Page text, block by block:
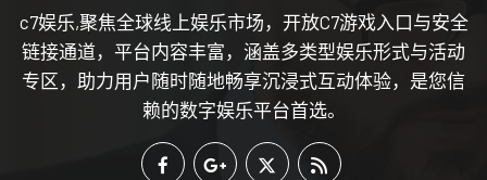
c7娱乐,聚焦全球线上娱乐市场，开放C7游戏入口与安全
链接通道，平台内容丰富，涵盖多类型娱乐形式与活动
专区，助力用户随时随地畅享沉浸式互动体验，是您信
赖的数字娱乐平台首选。